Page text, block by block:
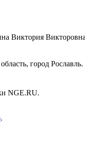
Виктория
город Рославль.
NGE.RU.
.